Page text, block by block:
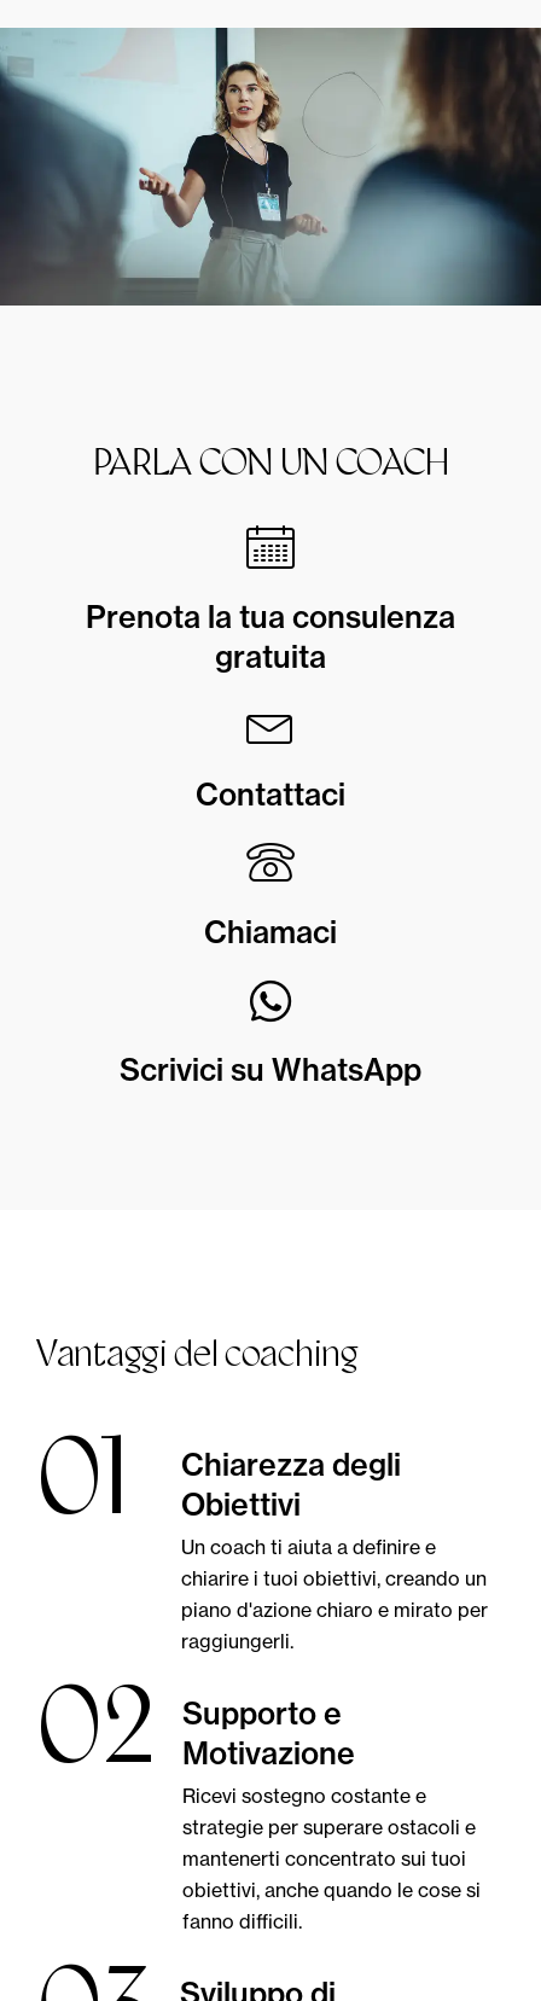
PARLA CON UN COACH
Prenota la tua consulenza
gratuita
Contattaci
Chiamaci
Scrivici su WhatsApp
Vantaggi del coaching
01
Chiarezza degli
Obiettivi
Un coach ti aiuta a definire e
chiarire i tuoi obiettivi, creando un
piano d'azione chiaro e mirato per
raggiungerli.
02
Supporto e
Motivazione
Ricevi sostegno costante e
strategie per superare ostacoli e
mantenerti concentrato sui tuoi
obiettivi, anche quando le cose si
fanno difficili.
Sviluppo di